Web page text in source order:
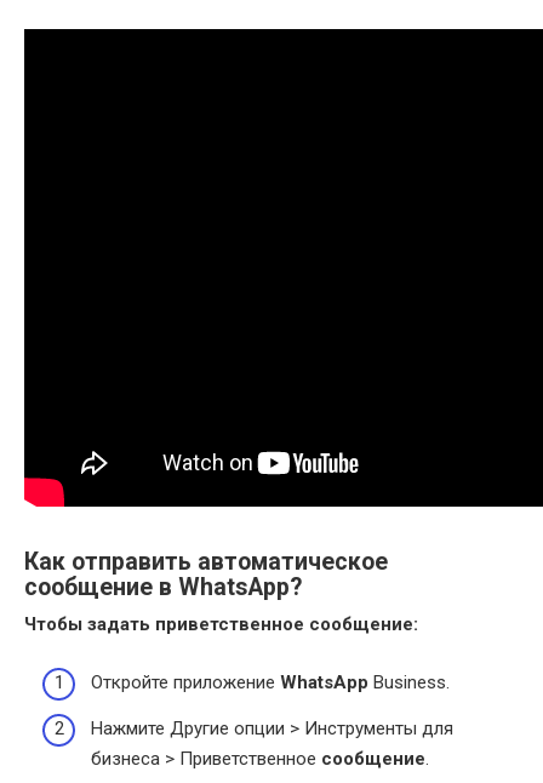
Как отправить автоматическое
сообщение в WhatsApp?
Чтобы задать приветственное сообщение:
Откройте приложение WhatsApp Business.
Нажмите Другие опции > Инструменты для
бизнеса > Приветственное сообщение.